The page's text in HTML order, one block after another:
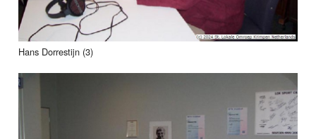
Hans Dorrestijn (3)